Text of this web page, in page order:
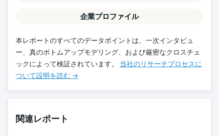
企業プロファイル
本レポートのすべてのデータポイントは、一次インタビュ
ー、真のボトムアップモデリング、および厳密なクロスチェ
ックによって検証されています。 当社のリサーチプロセスに
ついて設明を読む →
関連レポート